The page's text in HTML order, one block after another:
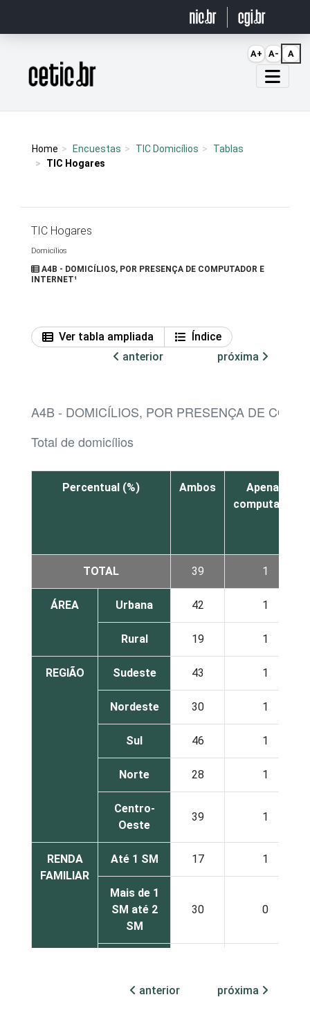
Página inicial
Home Encuestas TIC Domicílios
Tablas
TIC Hogares
TIC Hogares
Domicílios
A4B - DOMICÍLIOS, POR PRESENÇA DE COMPUTADOR E
INTERNET¹
Ver tabla ampliada
Índice
anterior
próxima
A4B - DOMICÍLIOS, POR PRESENÇA DE
Total de domicílios
Percentual (%) Ambos
Apenas
computador
TOTAL 39 1
ÁREA Urbana 42 1
Rural 19 1
REGIÃO Sudeste 43 1
Nordeste 30 1
Sul 46 1
Norte 28 1
Centro-
Oeste
39 1
RENDA
FAMILIAR
Até 1 SM 17 1
Mais de 1
SM até 2
SM
30 0
SManterior próxima
A+ A- A